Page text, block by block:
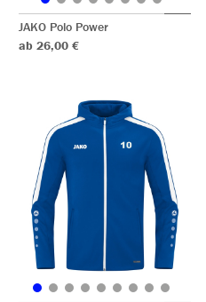
JAKO Polo Power
ab 26,00 €